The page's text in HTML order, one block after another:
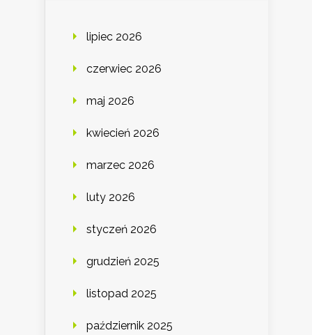
lipiec 2026
czerwiec 2026
maj 2026
kwiecień 2026
marzec 2026
luty 2026
styczeń 2026
grudzień 2025
listopad 2025
październik 2025